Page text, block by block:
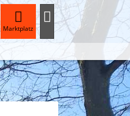
Marktplatz